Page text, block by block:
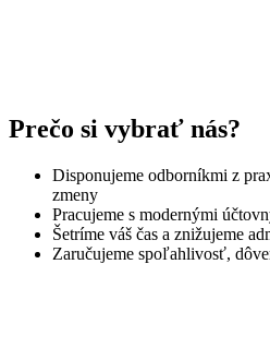
Prečo si vybrať nás?
Disponujeme odborníkmi z
zmeny
Pracujeme s modernými
Šetríme váš čas a znižujeme
Zaručujeme spoľahlivosť,